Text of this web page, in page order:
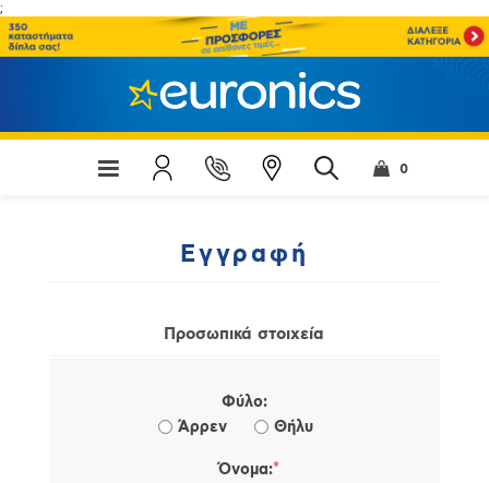
;
0
Εγγραφή
Προσωπικά στοιχεία
Φύλο:
Άρρεν
Θήλυ
Όνομα:*